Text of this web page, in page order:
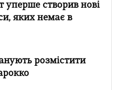
уперше створив нові
яких немає в
розмістити